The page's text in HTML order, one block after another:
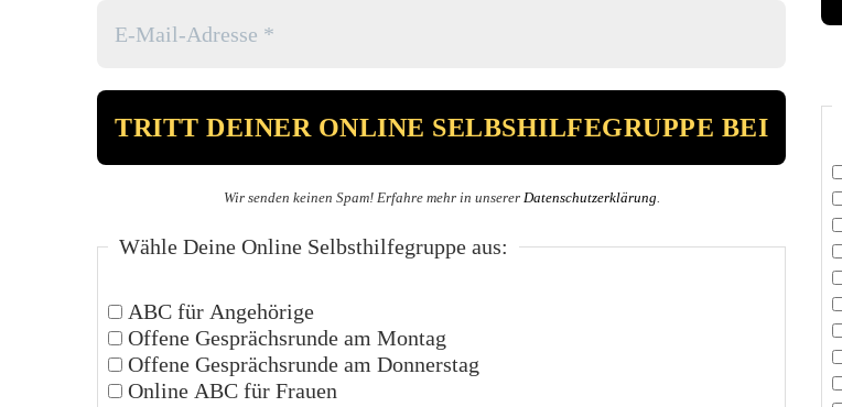
Wir senden keinen Spam! Erfahre mehr in unserer Datenschutzerklärung.
Wähle Deine Online Selbsthilfegruppe aus:
ABC für Angehörige
Offene Gesprächsrunde am Montag
Offene Gesprächsrunde am Donnerstag
Online ABC für Frauen